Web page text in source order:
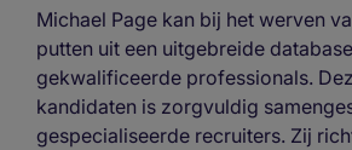
Michael Page kan bij het werven
putten uit een uitgebreide
gekwalificeerde professionals.
kandidaten is zorgvuldig
gespecialiseerde recruiters. Zij